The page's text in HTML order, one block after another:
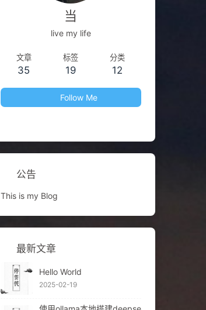
当
live my life
文章
35
标签
19
分类
12
Follow Me
公告
This is my Blog
最新文章
Hello World
2025-02-19